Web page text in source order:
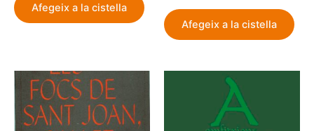
Afegeix a la cistella
Afegeix a la cistella